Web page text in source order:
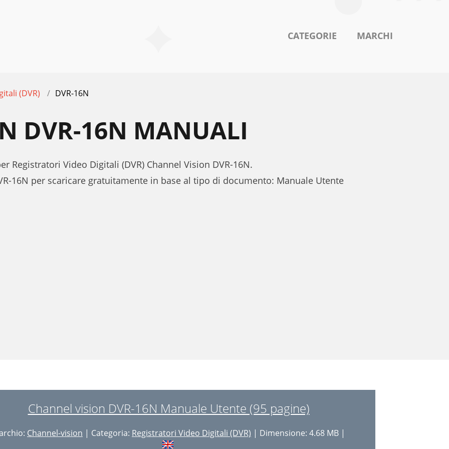
CATEGORIE MARCHI
(DVR) DVR-16N
DVR-16N MANUALI
Video Digitali (DVR) Channel Vision DVR-16N.
16N per scaricare gratuitamente in base al tipo di documento: Manuale Utente
Channel vision DVR-16N Manuale Utente (95 pagine)
Channel-vision | Categoria: Registratori Video Digitali (DVR) | Dimensione: 4.68 MB |